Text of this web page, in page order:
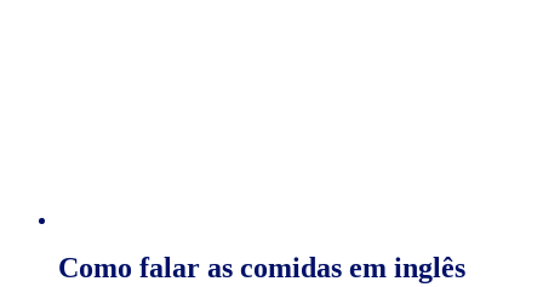
Como falar as comidas em inglês